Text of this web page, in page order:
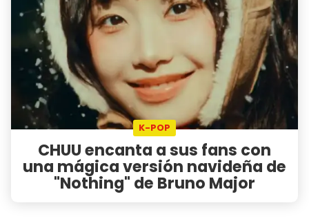
K-POP
CHUU encanta a sus fans con
una mágica versión navideña de
"Nothing" de Bruno Major